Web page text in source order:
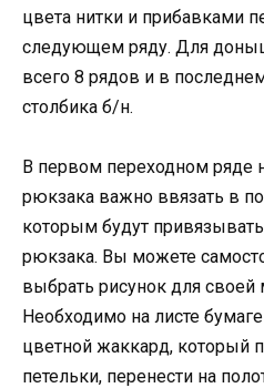
цвета нитки и прибавками
следующем ряду. Для
всего 8 рядов и в
столбика б/н.
В первом переходном ряде
рюкзака важно ввязать в
которым будут
рюкзака. Вы можете
выбрать рисунок для
Необходимо на листе
цветной жаккард, который
петельки, перенести на